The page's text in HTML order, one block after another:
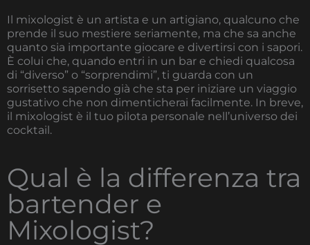
Il mixologist è un artista e un artigiano, qualcuno che
prende il suo mestiere seriamente, ma che sa anche
quanto sia importante giocare e divertirsi con i sapori.
È colui che, quando entri in un bar e chiedi qualcosa
di “diverso” o “sorprendimi”, ti guarda con un
sorrisetto sapendo già che sta per iniziare un viaggio
gustativo che non dimenticherai facilmente. In breve,
il mixologist è il tuo pilota personale nell’universo dei
cocktail.
Qual è la differenza tra
bartender e
Mixologist?